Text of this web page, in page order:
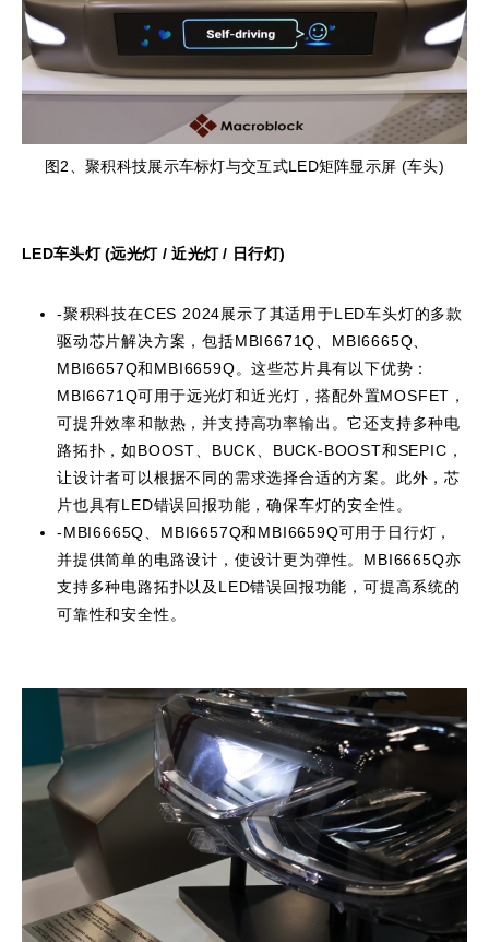
图2、聚积科技展示车标灯与交互式LED矩阵显示屏 (车头)
LED车头灯 (远光灯/近光灯/ 日行灯)
-聚积科技在CES 2024展示了其适用于LED车头灯的多款
驱动芯片解决方案，包括MBI6671Q、MBI6665Q、
MBI6657Q和MBI6659Q。这些芯片具有以下优势：
MBI6671Q可用于远光灯和近光灯，搭配外置MOSFET，
可提升效率和散热，并支持高功率输出。它还支持多种电
路拓扑，如BOOST、BUCK、BUCK-BOOST和SEPIC，
让设计者可以根据不同的需求选择合适的方案。此外，芯
片也具有LED错误回报功能，确保车灯的安全性。
-MBI6665Q、MBI6657Q和MBI6659Q可用于日行灯，
并提供简单的电路设计，使设计更为弹性。MBI6665Q亦
支持多种电路拓扑以及LED错误回报功能，可提高系统的
可靠性和安全性。